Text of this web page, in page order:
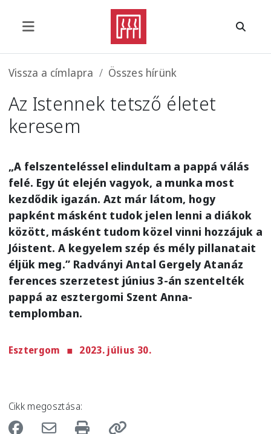
Morzsa
Vissza a címlapra Összes hírünk
Az Istennek tetsző életet
keresem
„A felszenteléssel elindultam a pappá válás
felé. Egy út elején vagyok, a munka most
kezdődik igazán. Azt már látom, hogy
papként másként tudok jelen lenni a diákok
között, másként tudom közel vinni hozzájuk a
Jóistent. A kegyelem szép és mély pillanatait
éljük meg.” Radványi Antal Gergely Atanáz
ferences szerzetest június 3-án szentelték
pappá az esztergomi Szent Anna-
templomban.
Esztergom 2023. július 30.
Cikk megosztása: